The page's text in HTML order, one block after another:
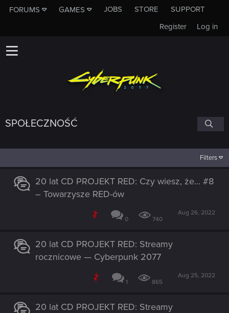
FORUMS GAMES JOBS STORE
SUPPORT
Log in
Register
SPOŁECZNOŚĆ
Filters
20 lat CD PROJEKT RED: Czy wiesz, że... #8
– Towarzysze RED-ów
0 740
Aug 26, 2022
20 lat CD PROJEKT RED: Streamy
rocznicowe — Cyberpunk 2077
1 865
Aug 25, 2022
20 lat CD PROJEKT RED: Streamy